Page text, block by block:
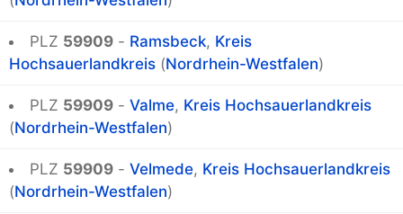
PLZ 59909 - Ramsbeck, Kreis
Hochsauerlandkreis (Nordrhein-Westfalen)
PLZ 59909 - Valme, Kreis Hochsauerlandkreis
(Nordrhein-Westfalen)
PLZ 59909 - Velmede, Kreis Hochsauerlandkreis
(Nordrhein-Westfalen)